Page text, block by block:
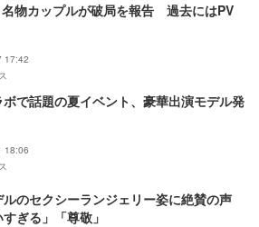
名物カップルが破局を報告 過去にはPV
17:42
で話題の夏イベント、豪華出演モデル発
18:06
ルのセクシーランジェリー姿に絶賛の声
すぎる」「尊敬」